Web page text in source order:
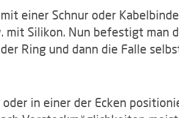
einer Schnur oder
Silikon. Nun befestigt man
Ring und dann die Falle
in einer der Ecken